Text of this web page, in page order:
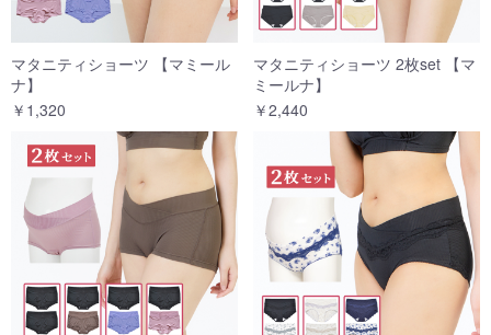
マタニティショーツ 【マミール
ナ】
￥1,320
マタニティショーツ 2枚set 【マ
ミールナ】
￥2,440